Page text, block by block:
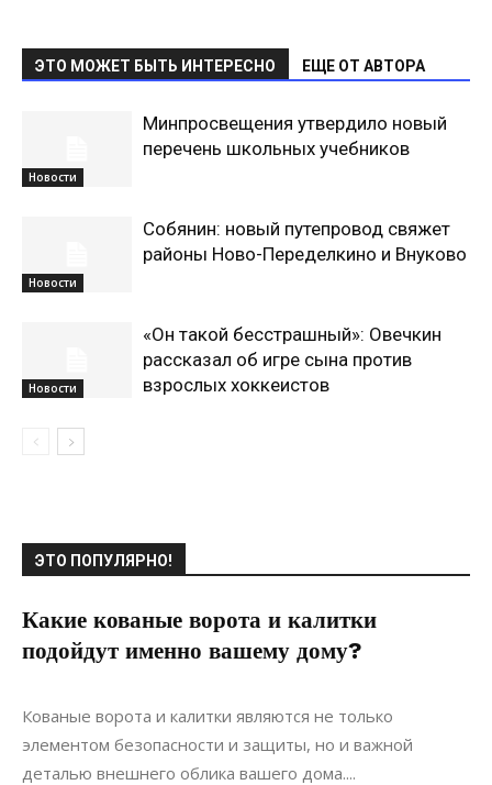
ЭТО МОЖЕТ БЫТЬ ИНТЕРЕСНО ЕЩЕ ОТ АВТОРА
Новости
Минпросвещения утвердило новый
перечень школьных учебников
Новости
Собянин: новый путепровод свяжет
районы Ново-Переделкино и Внуково
Новости
«Он такой бесстрашный»: Овечкин
рассказал об игре сына против
взрослых хоккеистов
ЭТО ПОПУЛЯРНО!
Какие кованые ворота и калитки
подойдут именно вашему дому?
20.06.2022
Кованые ворота и калитки являются не только
элементом безопасности и защиты, но и важной
деталью внешнего облика вашего дома....